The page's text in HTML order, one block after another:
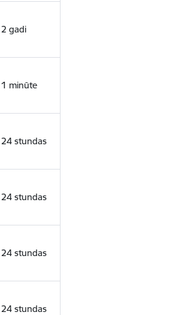
2 gadi
1 minūte
24 stundas
24 stundas
24 stundas
24 stundas